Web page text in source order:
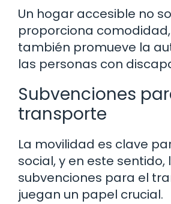
Un hogar accesible no
proporciona
también promueve la
las personas con
Subvenciones
transporte
La movilidad es clave
social, y en este sentido,
subvenciones para el
juegan un papel crucial.